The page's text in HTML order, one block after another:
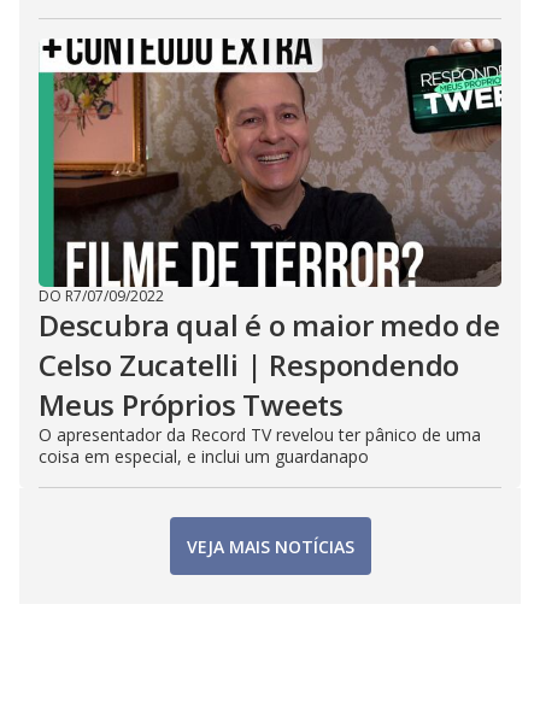
DO R7/07/09/2022
Descubra qual é o maior medo de
Celso Zucatelli | Respondendo
Meus Próprios Tweets
O apresentador da Record TV revelou ter pânico de uma
coisa em especial, e inclui um guardanapo
VEJA MAIS NOTÍCIAS